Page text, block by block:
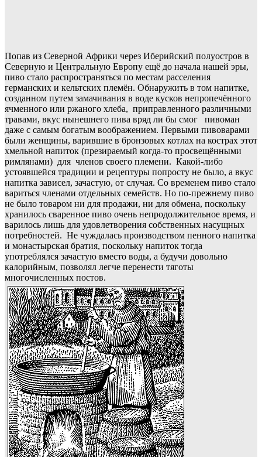
Попав из Северной Африки через Иберийский полуостров в
Северную и Центральную Европу ещё до начала нашей эры,
пиво стало распространяться по местам расселения
германских и кельтских племён. Обнаружить в том напитке,
созданном путем замачивания в воде кусков непропечённого
ячменного или ржаного хлеба, приправленного различными
травами, вкус нынешнего пива вряд ли бы смог пивоман
даже с самым богатым воображением. Первыми пивоварами
были женщины, варившие в бронзовых котлах на кострах этот
хмельной напиток (презираемый когда-то просвещёнными
римлянами) для членов своего племени. Какой-либо
устоявшейся традиции и рецептуры попросту не было, а вкус
напитка зависел, зачастую, от случая. Со временем пиво стало
вариться членами отдельных семейств. Но по-прежнему пиво
не было товаром ни для продажи, ни для обмена, поскольку
хранилось сваренное пиво очень непродолжительное время, и
варилось лишь для удовлетворения собственных насущных
потребностей. Не чуждалась производством пенного напитка
и монастырская братия, поскольку напиток тогда
употреблялся зачастую вместо воды, а будучи довольно
калорийным, позволял легче перенести тяготы
многочисленных постов.